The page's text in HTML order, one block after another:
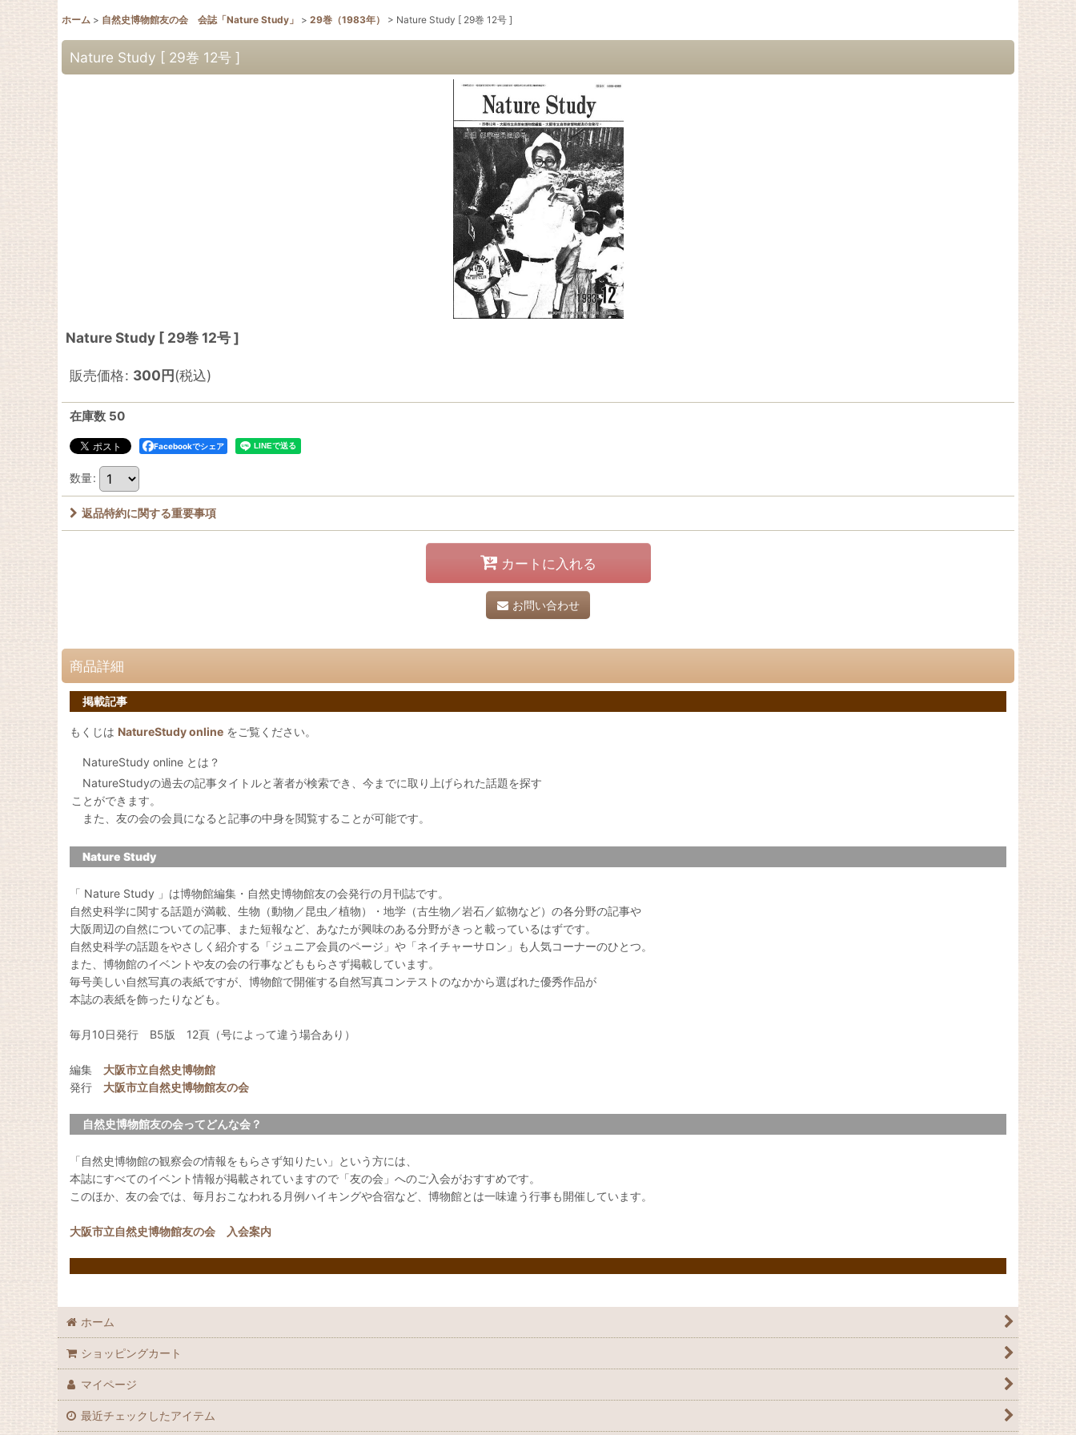
ホーム > 自然史博物館友の会 会誌「Nature Study」 > 29巻（1983年） > Nature Study [ 29巻 12号 ]
Nature Study [ 29巻 12号 ]
Nature Study [ 29巻 12号 ]
販売価格: 300円(税込)
在庫数 50
Facebookでシェア
数量:
返品特約に関する重要事項
カートに入れる
お問い合わせ
商品詳細
掲載記事
もくじは NatureStudy online をご覧ください。
NatureStudy online とは？
NatureStudyの過去の記事タイトルと著者が検索でき、今までに取り上げられた話題を探す
ことができます。
また、友の会の会員になると記事の中身を閲覧することが可能です。
Nature Study
「 Nature Study 」は博物館編集・自然史博物館友の会発行の月刊誌です。
自然史科学に関する話題が満載、生物（動物／昆虫／植物）・地学（古生物／岩石／鉱物など）の各分野の記事や
大阪周辺の自然についての記事、また短報など、あなたが興味のある分野がきっと載っているはずです。
自然史科学の話題をやさしく紹介する「ジュニア会員のページ」や「ネイチャーサロン」も人気コーナーのひとつ。
また、博物館のイベントや友の会の行事などももらさず掲載しています。
毎号美しい自然写真の表紙ですが、博物館で開催する自然写真コンテストのなかから選ばれた優秀作品が
本誌の表紙を飾ったりなども。
毎月10日発行 B5版 12頁（号によって違う場合あり）
編集 大阪市立自然史博物館
発行 大阪市立自然史博物館友の会
自然史博物館友の会ってどんな会？
「自然史博物館の観察会の情報をもらさず知りたい」という方には、
本誌にすべてのイベント情報が掲載されていますので「友の会」へのご入会がおすすめです。
このほか、友の会では、毎月おこなわれる月例ハイキングや合宿など、博物館とは一味違う行事も開催しています。
大阪市立自然史博物館友の会 入会案内
ホーム
ショッピングカート
マイページ
最近チェックしたアイテム